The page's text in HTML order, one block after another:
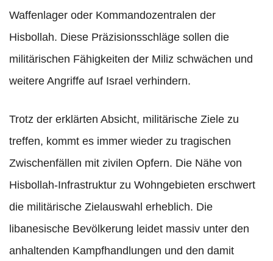
Waffenlager oder Kommandozentralen der
Hisbollah. Diese Präzisionsschläge sollen die
militärischen Fähigkeiten der Miliz schwächen und
weitere Angriffe auf Israel verhindern.
Trotz der erklärten Absicht, militärische Ziele zu
treffen, kommt es immer wieder zu tragischen
Zwischenfällen mit zivilen Opfern. Die Nähe von
Hisbollah-Infrastruktur zu Wohngebieten erschwert
die militärische Zielauswahl erheblich. Die
libanesische Bevölkerung leidet massiv unter den
anhaltenden Kampfhandlungen und den damit